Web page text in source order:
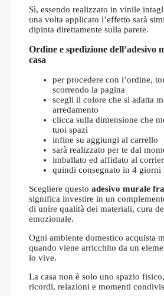
Sì, essendo realizzato in vinile
una volta applicato l’effetto sarà
dipinta direttamente sulla parete.
Ordine e spedizione dell’adesivo
casa
per procedere con l’ordine,
scorrendo la pagina
scegli il colore che si adatta
arredamento
clicca sulla dimensione che
tuoi spazi
infine su aggiungi al carrello
sarà realizzato per te dal
imballato ed affidato al
quindi consegnato in 4
Scegliere questo adesivo murale
significa investire in un
di unire qualità dei materiali, cura
emozionale.
Ogni ambiente domestico acquista
quando viene arricchito da un
lo vive.
La casa non è solo uno spazio
ricordi, relazioni e momenti